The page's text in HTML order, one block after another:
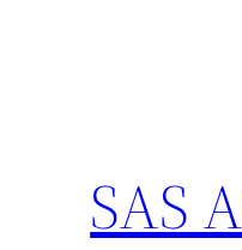
SAS